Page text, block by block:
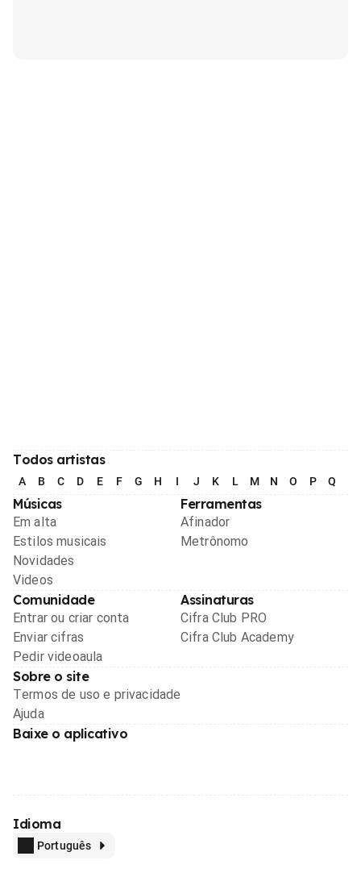
Todos artistas
A B C D E F G H I J K L M N O P Q
Músicas
Em alta
Estilos musicais
Novidades
Videos
Ferramentas
Afinador
Metrônomo
Comunidade
Entrar ou criar conta
Enviar cifras
Pedir videoaula
Assinaturas
Cifra Club PRO
Cifra Club Academy
Sobre o site
Termos de uso e privacidade
Ajuda
Baixe o aplicativo
Idioma
Português